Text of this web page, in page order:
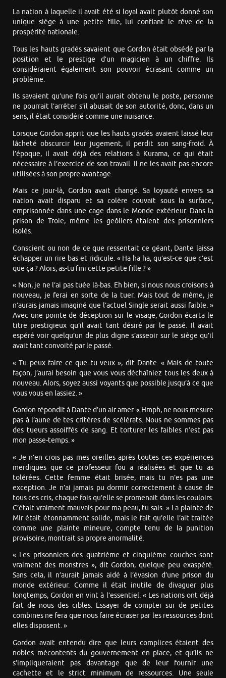
La nation à laquelle il avait été si loyal avait plutôt donné son
unique siège à une petite fille, lui confiant le rêve de la
prospérité nationale.
Tous les hauts gradés savaient que Gordon était obsédé par la
position et le prestige d’un magicien à un chiffre. Ils
considéraient également son pouvoir écrasant comme un
problème.
Ils savaient qu’une fois qu’il aurait obtenu le poste, personne
ne pourrait l’arrêter s’il abusait de son autorité, donc, dans un
sens, il était considéré comme une nuisance.
Lorsque Gordon apprit que les hauts gradés avaient laissé leur
lâcheté obscurcir leur jugement, il perdit son sang-froid. À
l’époque, il avait déjà des relations à Kurama, ce qui était
nécessaire à l’exercice de son travail. Il ne les avait pas encore
utilisées à son propre avantage.
Mais ce jour-là, Gordon avait changé. Sa loyauté envers sa
nation avait disparu et sa colère couvait sous la surface,
emprisonnée dans une cage dans le Monde extérieur. Dans la
prison de Troie, même les geôliers étaient des prisonniers
isolés.
Conscient ou non de ce que ressentait ce géant, Dante laissa
échapper un rire bas et ridicule. « Ha ha ha, qu’est-ce que c’est
que ça ? Alors, as-tu fini cette petite fille ? »
« Non, je ne l’ai pas tuée là-bas. Eh bien, si nous nous croisons à
nouveau, je ferai en sorte de la tuer. Mais tout de même, je
n’aurais jamais imaginé que l’actuel Single serait aussi faible. »
Avec une pointe de déception sur le visage, Gordon écarta le
titre prestigieux qu’il avait tant désiré par le passé. Il avait
espéré voir quelqu’un de plus digne s’asseoir sur le siège qu’il
avait tant convoité par le passé.
« Tu peux faire ce que tu veux », dit Dante. « Mais de toute
façon, j’aurai besoin que vous vous déchaîniez tous les deux à
nouveau. Alors, soyez aussi voyants que possible jusqu’à ce que
vous vous en lassiez. »
Gordon répondit à Dante d’un air amer. « Hmph, ne nous mesure
pas à l’aune de tes critères de scélérats. Nous ne sommes pas
des tueurs assoiffés de sang. Et torturer les faibles n’est pas
mon passe-temps. »
« Je n’en crois pas mes oreilles après toutes ces expériences
merdiques que ce professeur fou a réalisées et que tu as
tolérées. Cette femme était brisée, mais tu n’es pas une
exception. Je n’ai jamais pu dormir correctement à cause de
tous ces cris, chaque fois qu’elle se promenait dans les couloirs.
C’était vraiment mauvais pour ma peau, tu sais. » La plainte de
Mir était étonnamment solide, mais le fait qu’elle l’ait traitée
comme une plainte mineure, compte tenu de la punition
provisoire, montrait sa propre anormalité.
« Les prisonniers des quatrième et cinquième couches sont
vraiment des monstres », dit Gordon, quelque peu exaspéré.
Sans cela, il n’aurait jamais aidé à l’évasion d’une prison du
monde extérieur. Comme il était inutile de divaguer plus
longtemps, Gordon en vint à l’essentiel. « Les nations ont déjà
fait de nous des cibles. Essayer de compter sur de petites
combines ne fera que nous faire écraser par les ressources dont
elles disposent. »
Gordon avait entendu dire que leurs complices étaient des
nobles mécontents du gouvernement en place, et qu’ils ne
s’impliqueraient pas davantage que de leur fournir une
cachette et le strict minimum de ressources. Une seule